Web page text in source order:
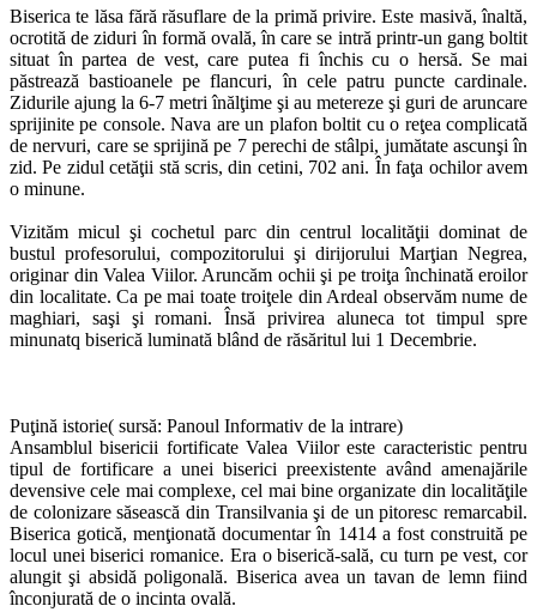
Biserica te lăsa fără răsuflare de la primă privire. Este masivă, înaltă,
ocrotită de ziduri în formă ovală, în care se intră printr-un gang boltit
situat în partea de vest, care putea fi închis cu o hersă. Se mai
păstrează bastioanele pe flancuri, în cele patru puncte cardinale.
Zidurile ajung la 6-7 metri înălţime şi au metereze şi guri de aruncare
sprijinite pe console. Nava are un plafon boltit cu o reţea complicată
de nervuri, care se sprijină pe 7 perechi de stâlpi, jumătate ascunşi în
zid. Pe zidul cetăţii stă scris, din cetini, 702 ani. În faţa ochilor avem
o minune.
Vizităm micul şi cochetul parc din centrul localităţii dominat de
bustul profesorului, compozitorului şi dirijorului Marţian Negrea,
originar din Valea Viilor. Aruncăm ochii şi pe troiţa închinată eroilor
din localitate. Ca pe mai toate troiţele din Ardeal observăm nume de
maghiari, saşi şi romani. Însă privirea aluneca tot timpul spre
minunatq biserică luminată blând de răsăritul lui 1 Decembrie.
Puţină istorie( sursă: Panoul Informativ de la intrare)
Ansamblul bisericii fortificate Valea Viilor este caracteristic pentru
tipul de fortificare a unei biserici preexistente având amenajările
devensive cele mai complexe, cel mai bine organizate din localităţile
de colonizare săsească din Transilvania şi de un pitoresc remarcabil.
Biserica gotică, menţionată documentar în 1414 a fost construită pe
locul unei biserici romanice. Era o biserică-sală, cu turn pe vest, cor
alungit şi absidă poligonală. Biserica avea un tavan de lemn fiind
înconjurată de o incinta ovală.